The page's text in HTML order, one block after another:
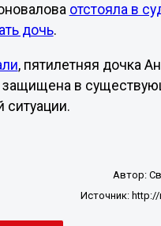
отстояла в
дочь.
, пятилетняя дочка
защищена в
ситуации.
Автор:
Источник: